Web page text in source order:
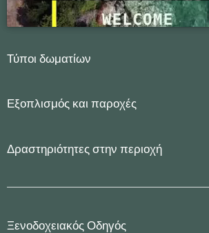
Τύποι δωματίων
Εξοπλισμός και παροχές
Δραστηριότητες στην περιοχή
Ξενοδοχειακός Οδηγός